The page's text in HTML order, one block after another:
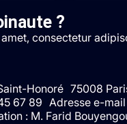
?
consectetur
Honoré 75008
67 89 Adresse e-mail
: M. Farid